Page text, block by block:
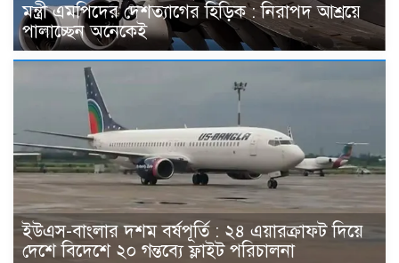
মন্ত্রী এমপিদের দেশত্যাগের হিড়িক : নিরাপদ আশ্রয়ে
পালাচ্ছেন অনেকেই
ইউএস-বাংলার দশম বর্ষপূর্তি : ২৪ এয়ারক্রাফট দিয়ে
দেশে বিদেশে ২০ গন্তব্যে ফ্লাইট পরিচালনা